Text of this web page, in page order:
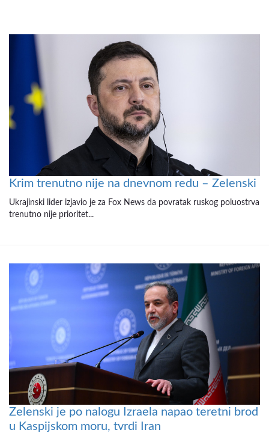
Krim trenutno nije na dnevnom redu – Zelenski
Ukrajinski lider izjavio je za Fox News da povratak ruskog poluostrva
trenutno nije prioritet...
Zelenski je po nalogu Izraela napao teretni brod
u Kaspijskom moru, tvrdi Iran